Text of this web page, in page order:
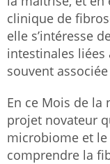
clinique de
elle s’intéresse
intestinales liées
souvent
En ce Mois de
projet novateur
microbiome et
comprendre la